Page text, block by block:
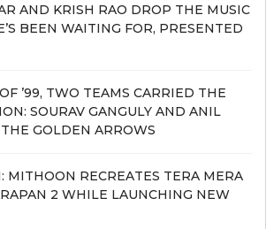
AND KRISH RAO DROP THE MUSIC
BEEN WAITING FOR, PRESENTED
’99, TWO TEAMS CARRIED THE
SOURAV GANGULY AND ANIL
GOLDEN ARROWS
MITHOON RECREATES TERA MERA
2 WHILE LAUNCHING NEW